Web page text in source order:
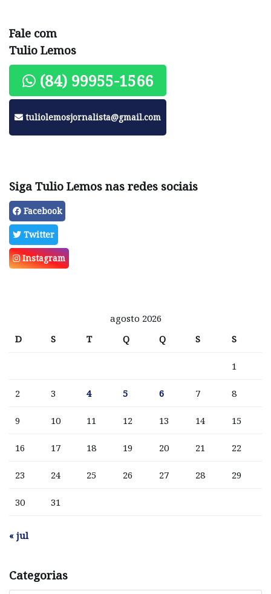
Fale com
Tulio Lemos
(84) 99955-1566
tuliolemosjornalista@gmail.com
Siga Tulio Lemos nas redes sociais
Facebook
Twitter
Instagram
agosto 2026
D
S T Q Q S S
1
2 3 4 5 6 7 8
9 10 11 12 13 14 15
16 17 18 19 20 21 22
23 24 25 26 27 28 29
30 31
« jul
Categorias